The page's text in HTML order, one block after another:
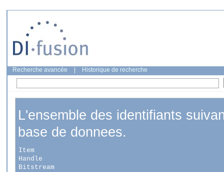
Recherche avancée Historique de recherche
L'ensemble des identifiants
base de donnees.
Item
Handle
Bitstream